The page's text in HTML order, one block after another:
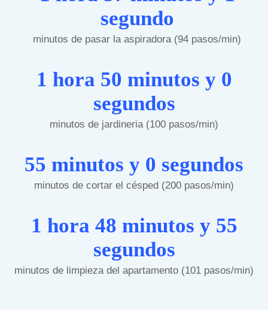
segundo
minutos de pasar la aspiradora (94 pasos/min)
1 hora 50 minutos y 0
segundos
minutos de jardineria (100 pasos/min)
55 minutos y 0 segundos
minutos de cortar el césped (200 pasos/min)
1 hora 48 minutos y 55
segundos
minutos de limpieza del apartamento (101 pasos/min)